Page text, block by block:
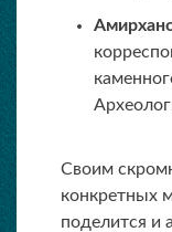
Своим
конкретных
поделится и